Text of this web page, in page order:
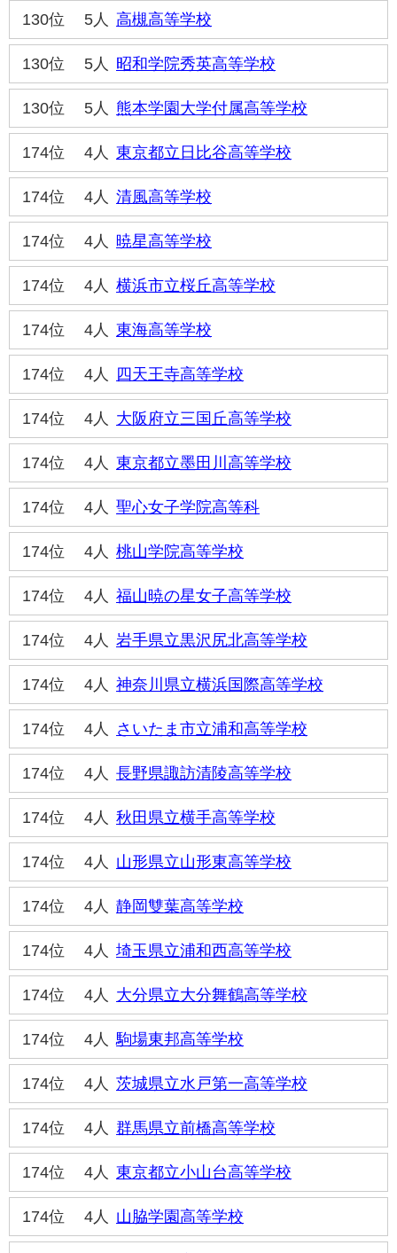
130位 5人 高槻高等学校
130位 5人 昭和学院秀英高等学校
130位 5人 熊本学園大学付属高等学校
174位 4人 東京都立日比谷高等学校
174位 4人 清風高等学校
174位 4人 暁星高等学校
174位 4人 横浜市立桜丘高等学校
174位 4人 東海高等学校
174位 4人 四天王寺高等学校
174位 4人 大阪府立三国丘高等学校
174位 4人 東京都立墨田川高等学校
174位 4人 聖心女子学院高等科
174位 4人 桃山学院高等学校
174位 4人 福山暁の星女子高等学校
174位 4人 岩手県立黒沢尻北高等学校
174位 4人 神奈川県立横浜国際高等学校
174位 4人 さいたま市立浦和高等学校
174位 4人 長野県諏訪清陵高等学校
174位 4人 秋田県立横手高等学校
174位 4人 山形県立山形東高等学校
174位 4人 静岡雙葉高等学校
174位 4人 埼玉県立浦和西高等学校
174位 4人 大分県立大分舞鶴高等学校
174位 4人 駒場東邦高等学校
174位 4人 茨城県立水戸第一高等学校
174位 4人 群馬県立前橋高等学校
174位 4人 東京都立小山台高等学校
174位 4人 山脇学園高等学校